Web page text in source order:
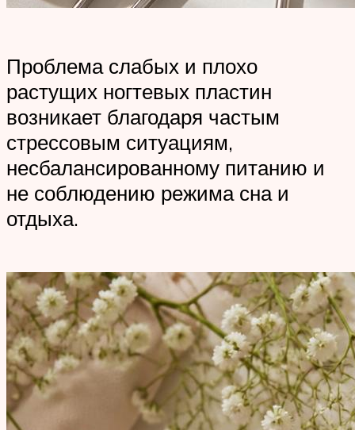
Проблема слабых и плохо
растущих ногтевых пластин
возникает благодаря частым
стрессовым ситуациям,
несбалансированному питанию и
не соблюдению режима сна и
отдыха.